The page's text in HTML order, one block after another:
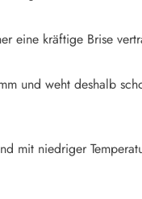
eine kräftige Brise
und weht deshalb
mit niedriger